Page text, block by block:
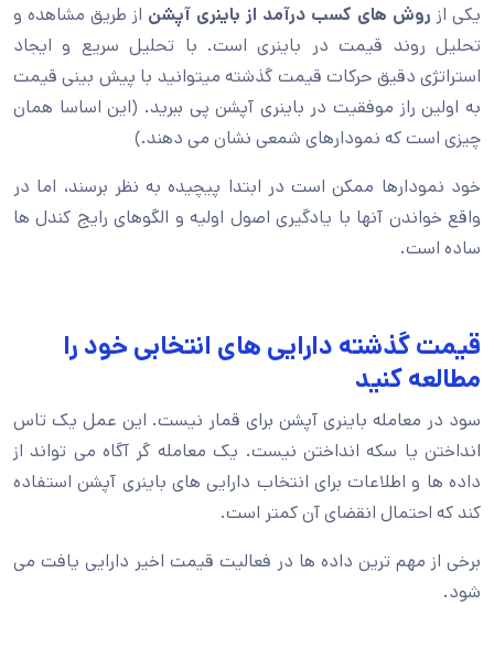
یکی از روش های کسب درآمد از باینری آپشن از طریق مشاهده و
تحلیل روند قیمت در باینری است. با تحلیل سریع و ایجاد
استراتژی دقیق حرکات قیمت گذشته میتوانید با پیش بینی قیمت
به اولین راز موفقیت در باینری آپشن پی ببرید. (این اساسا همان
چیزی است که نمودارهای شمعی نشان می دهند.)
خود نمودارها ممکن است در ابتدا پیچیده به نظر برسند، اما در
واقع خواندن آنها با یادگیری اصول اولیه و الگوهای رایج کندل ها
ساده است.
قیمت گذشته دارایی های انتخابی خود را
مطالعه کنید
سود در معامله باینری آپشن برای قمار نیست. این عمل یک تاس
انداختن یا سکه انداختن نیست. یک معامله گر آگاه می تواند از
داده ها و اطلاعات برای انتخاب دارایی های باینری آپشن استفاده
کند که احتمال انقضای آن کمتر است.
برخی از مهم ترین داده ها در فعالیت قیمت اخیر دارایی یافت می
شود.